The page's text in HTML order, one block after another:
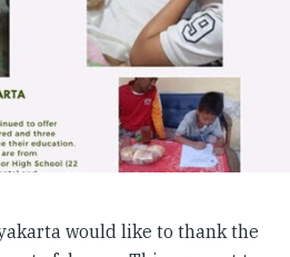
would like to thank the